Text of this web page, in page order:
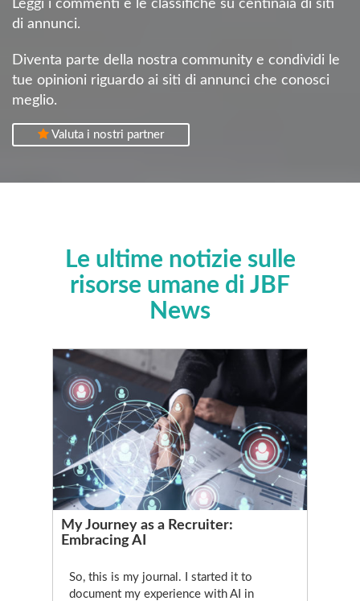
Leggi i commenti e le classifiche su centinaia di siti
di annunci.
Diventa parte della nostra community e condividi le
tue opinioni riguardo ai siti di annunci che conosci
meglio.
Valuta i nostri partner
Le ultime notizie sulle
risorse umane di JBF
News
My Journey as a Recruiter:
Embracing AI
So, this is my journal. I started it to
document my experience with AI in